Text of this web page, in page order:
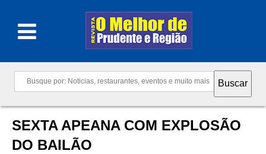
SEXTA APEANA COM EXPLOSÃO
DO BAILÃO